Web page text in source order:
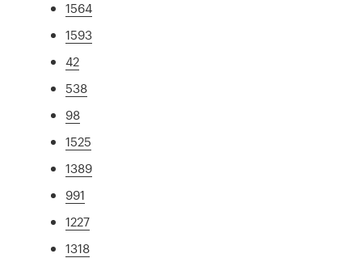
1564
1593
42
538
98
1525
1389
991
1227
1318